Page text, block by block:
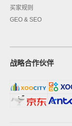
买家规则
GEO & SEO
战略合作伙伴